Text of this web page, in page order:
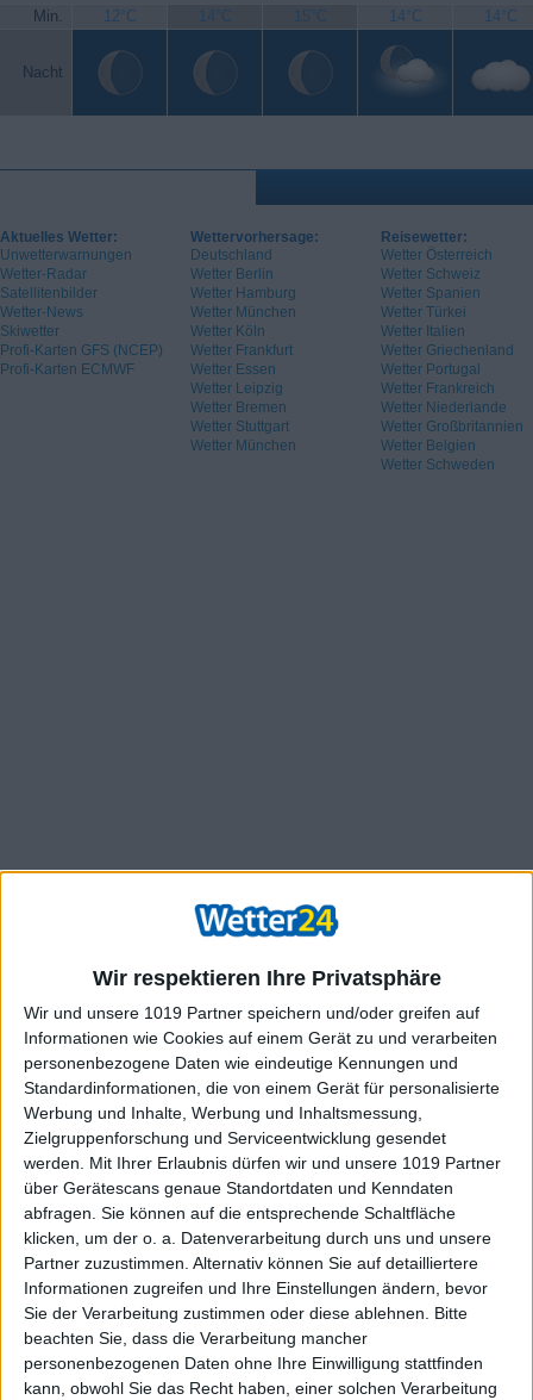
Wir respektieren Ihre Privatsphäre
Wir und unsere 1019 Partner speichern und/oder greifen auf
Informationen wie Cookies auf einem Gerät zu und verarbeiten
personenbezogene Daten wie eindeutige Kennungen und
Standardinformationen, die von einem Gerät für personalisierte
Werbung und Inhalte, Werbung und Inhaltsmessung,
Zielgruppenforschung und Serviceentwicklung gesendet
werden.
Mit Ihrer Erlaubnis dürfen wir und unsere 1019 Partner
über Gerätescans genaue Standortdaten und Kenndaten
abfragen. Sie können auf die entsprechende Schaltfläche
klicken, um der o. a. Datenverarbeitung durch uns und unsere
Partner zuzustimmen. Alternativ können Sie auf detailliertere
Informationen zugreifen und Ihre Einstellungen ändern, bevor
Sie der Verarbeitung zustimmen oder diese ablehnen.
Bitte
beachten Sie, dass die Verarbeitung mancher
personenbezogenen Daten ohne Ihre Einwilligung stattfinden
kann, obwohl Sie das Recht haben, einer solchen Verarbeitung
Min. 12°C 14°C 15°C 14°C 14°C
Nacht
Aktuelles Wetter:
Unwetterwarnungen
Wetter-Radar
Satellitenbilder
Wetter-News
Skiwetter
Profi-Karten GFS (NCEP)
Profi-Karten ECMWF
Wettervorhersage:
Deutschland
Wetter Berlin
Wetter Hamburg
Wetter München
Wetter Köln
Wetter Frankfurt
Wetter Essen
Wetter Leipzig
Wetter Bremen
Wetter Stuttgart
Wetter München
Reisewetter:
Wetter Österreich
Wetter Schweiz
Wetter Spanien
Wetter Türkei
Wetter Italien
Wetter Griechenland
Wetter Portugal
Wetter Frankreich
Wetter Niederlande
Wetter Großbritannien
Wetter Belgien
Wetter Schweden